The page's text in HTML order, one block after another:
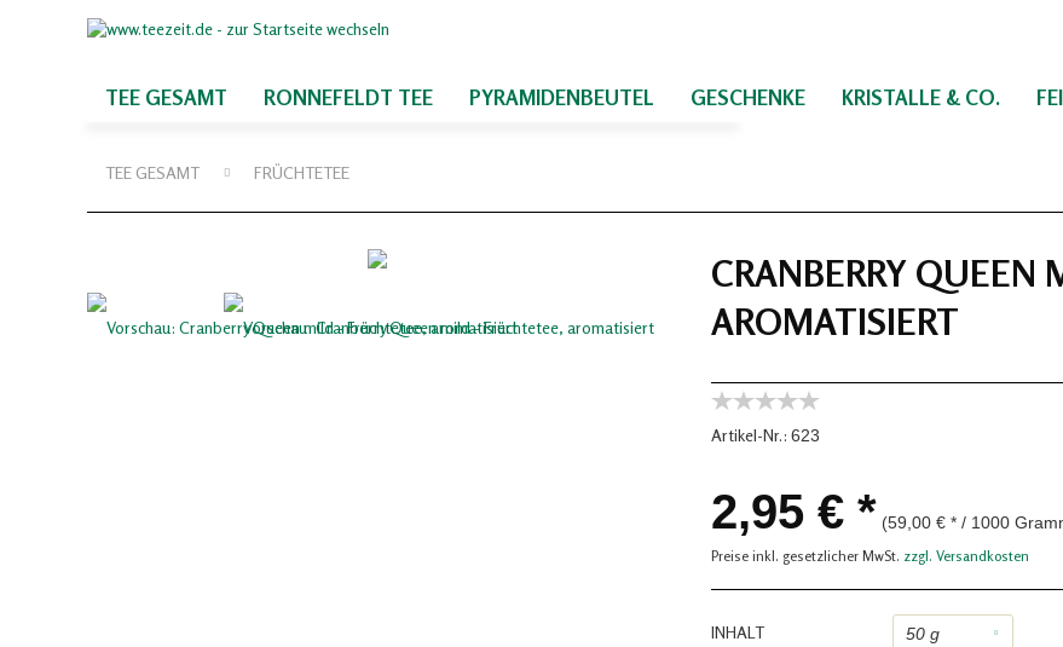
TEE GESAMT RONNEFELDT TEE PYRAMIDENBEUTEL GESCHENKE KRISTALLE & CO.
TEE GESAMT FRÜCHTETEE
CRANBERRY QUEEN
AROMATISIERT
Artikel-Nr.: 623
2,95 € * (59,00 € * / 1000
Preise inkl. gesetzlicher MwSt. zzgl. Versandkosten
INHALT